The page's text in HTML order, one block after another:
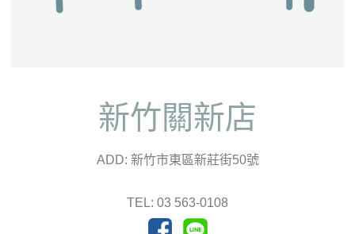
新竹關新店
ADD: 新竹市東區新莊街50號
TEL: 03 563-0108